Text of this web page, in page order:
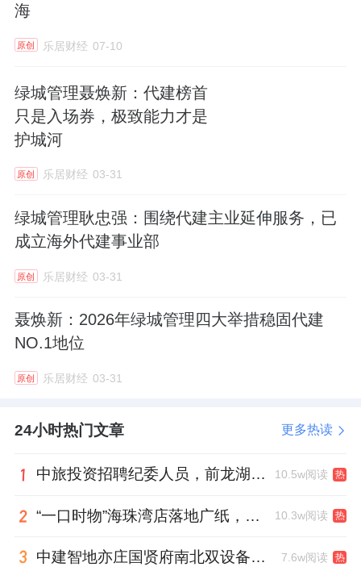
海
原创 乐居财经 07-10
绿城管理聂焕新：代建榜首
只是入场券，极致能力才是
护城河
原创 乐居财经 03-31
绿城管理耿忠强：围绕代建主业延伸服务，已
成立海外代建事业部
原创 乐居财经 03-31
聂焕新：2026年绿城管理四大举措稳固代建
NO.1地位
原创 乐居财经 03-31
24小时热门文章 更多热读
中旅投资招聘纪委人员，前龙湖副总裁胡若翔掌舵 10.5w阅读 热
“一口时物”海珠湾店落地广纸，越秀地产以“新鲜现制”商业新场景打造社区高品质生活 10.3w阅读 热
中建智地亦庄国贤府南北双设备平台，得房率创区域新高 7.6w阅读 热